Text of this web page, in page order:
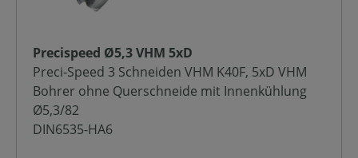
Precispeed Ø5,3 VHM 5xD
Preci-Speed 3 Schneiden VHM K40F, 5xD VHM
Bohrer ohne Querschneide mit Innenkühlung
Ø5,3/82
DIN6535-HA6